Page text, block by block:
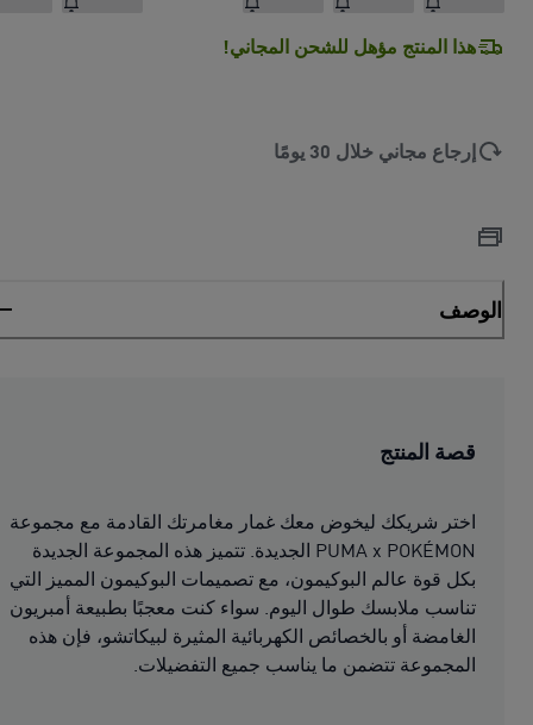
هذا المنتج مؤهل للشحن المجاني!
إرجاع مجاني خلال 30 يومًا
الوصف
قصة المنتج
اختر شريكك ليخوض معك غمار مغامرتك القادمة مع مجموعة
PUMA x POKÉMON الجديدة. تتميز هذه المجموعة الجديدة
بكل قوة عالم البوكيمون، مع تصميمات البوكيمون المميز التي
تناسب ملابسك طوال اليوم. سواء كنت معجبًا بطبيعة أمبريون
الغامضة أو بالخصائص الكهربائية المثيرة لبيكاتشو، فإن هذه
المجموعة تتضمن ما يناسب جميع التفضيلات.